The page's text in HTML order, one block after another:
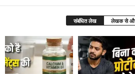
संबंधित लेख लेखक से